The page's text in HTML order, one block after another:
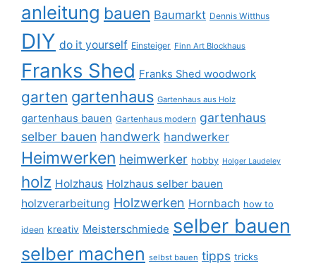
anleitung bauen Baumarkt Dennis Witthus
DIY do it yourself Einsteiger Finn Art Blockhaus
Franks Shed Franks Shed woodwork
garten gartenhaus Gartenhaus aus Holz
gartenhaus bauen Gartenhaus modern gartenhaus
selber bauen handwerk handwerker
Heimwerken heimwerker hobby Holger Laudeley
holz Holzhaus Holzhaus selber bauen
holzverarbeitung Holzwerken Hornbach how to
ideen kreativ Meisterschmiede selber bauen
selber machen selbst bauen tipps tricks